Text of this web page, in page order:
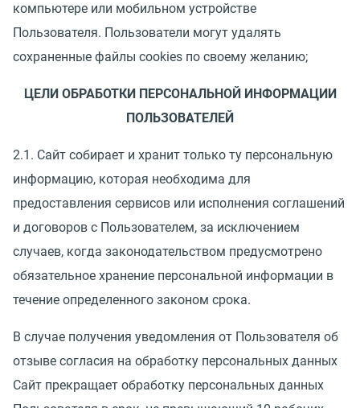
компьютере или мобильном устройстве
Пользователя. Пользователи могут удалять
сохраненные файлы cookies по своему желанию;
ЦЕЛИ ОБРАБОТКИ ПЕРСОНАЛЬНОЙ ИНФОРМАЦИИ
ПОЛЬЗОВАТЕЛЕЙ
2.1. Сайт собирает и хранит только ту персональную
информацию, которая необходима для
предоставления сервисов или исполнения соглашений
и договоров с Пользователем, за исключением
случаев, когда законодательством предусмотрено
обязательное хранение персональной информации в
течение определенного законом срока.
В случае получения уведомления от Пользователя об
отзыве согласия на обработку персональных данных
Сайт прекращает обработку персональных данных